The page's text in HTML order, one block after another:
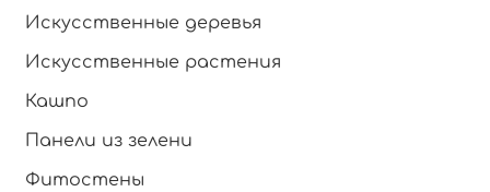
Искусственные деревья
Искусственные растения
Кашпо
Панели из зелени
Фитостены